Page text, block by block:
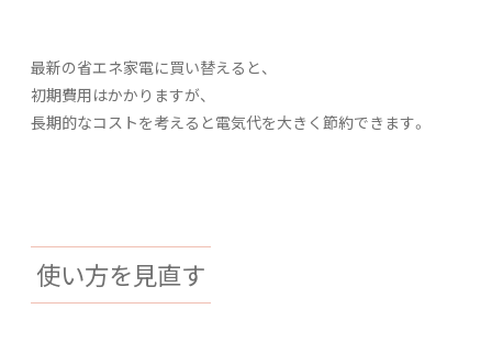
最新の省エネ家電に買い替えると、
初期費用はかかりますが、
長期的なコストを考えると電気代を大きく節約できます。
使い方を見直す